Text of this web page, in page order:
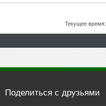
Текущее время:
Поделиться с друзьями